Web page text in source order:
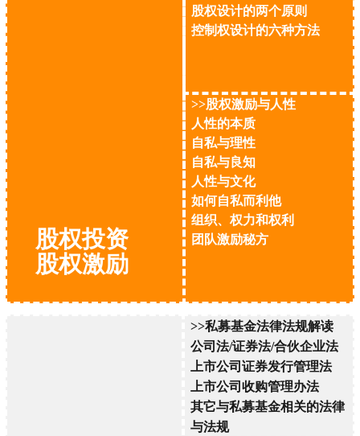
股权投资
股权激励
股权设计的两个原则
控制权设计的六种方法
>>股权激励与人性
人性的本质
自私与理性
自私与良知
人性与文化
如何自私而利他
组织、权力和权利
团队激励秘方
>>私募基金法律法规解读
公司法/证券法/合伙企业法
上市公司证券发行管理法
上市公司收购管理办法
其它与私募基金相关的法律
与法规